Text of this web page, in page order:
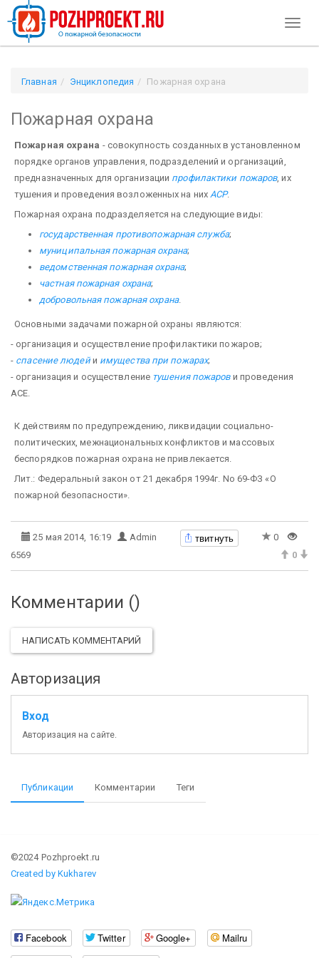
Главная Энциклопедия Пожарная охрана
Пожарная охрана
Пожарная охрана - совокупность созданных в установленном
порядке органов управления, подразделений и организаций,
предназначенных для организации профилактики пожаров, их
тушения и проведения возложенных на них АСР.
Пожарная охрана подразделяется на следующие виды:
государственная противопожарная служба;
муниципальная пожарная охрана;
ведомственная пожарная охрана;
частная пожарная охрана;
добровольная пожарная охрана.
Основными задачами пожарной охраны являются:
- организация и осуществление профилактики пожаров;
- спасение людейи имущества при пожарах;
- организация и осуществление тушения пожарови проведения
АСЕ.
К действиям по предупреждению, ликвидации социально-
политических, межнациональных конфликтов и массовых
беспорядков пожарная охрана не привлекается.
Лит.: Федеральный закон от 21 декабря 1994г. No 69-ФЗ «О
пожарной безопасности».
25 мая 2014, 16:19 Admin твитнуть
0
6569
0
Комментарии ()
НАПИСАТЬ КОММЕНТАРИЙ
Авторизация
Вход
Авторизация на сайте.
Публикации Комментарии Теги
©2024 Pozhproekt.ru
Created by Kukharev
Facebook Twitter Google+
Mailru